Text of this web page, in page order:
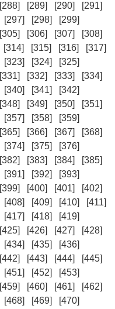
[288] [289] [290]
[291]
[297] [298]
[299]
[305] [306] [307]
[308]
[314] [315] [316]
[317]
[323] [324]
[325]
[331] [332] [333]
[334]
[340] [341]
[342]
[348] [349] [350]
[351]
[357] [358]
[359]
[365] [366] [367]
[368]
[374] [375]
[376]
[382] [383] [384]
[385]
[391] [392]
[393]
[399] [400] [401]
[402]
[408] [409] [410]
[411]
[417] [418]
[419]
[425] [426] [427]
[428]
[434] [435]
[436]
[442] [443] [444]
[445]
[451] [452]
[453]
[459] [460] [461]
[462]
[468] [469]
[470]